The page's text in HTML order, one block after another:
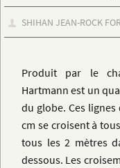
SHIHAN JEAN-ROCK
Produit par le
Hartmann est un
du globe. Ces lignes
cm se croisent à
tous les 2 mètres
dessous. Les